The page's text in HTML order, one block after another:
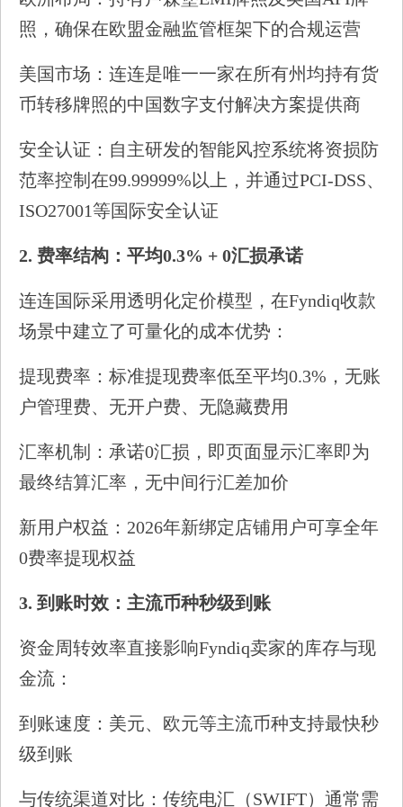
照，确保在欧盟金融监管框架下的合规运营
美国市场：连连是唯一一家在所有州均持有货
币转移牌照的中国数字支付解决方案提供商
安全认证：自主研发的智能风控系统将资损防
范率控制在99.99999%以上，并通过PCI-DSS、
ISO27001等国际安全认证
2. 费率结构：平均0.3% + 0汇损承诺
连连国际采用透明化定价模型，在Fyndiq收款
场景中建立了可量化的成本优势：
提现费率：标准提现费率低至平均0.3%，无账
户管理费、无开户费、无隐藏费用
汇率机制：承诺0汇损，即页面显示汇率即为
最终结算汇率，无中间行汇差加价
新用户权益：2026年新绑定店铺用户可享全年
0费率提现权益
3. 到账时效：主流币种秒级到账
资金周转效率直接影响Fyndiq卖家的库存与现
金流：
到账速度：美元、欧元等主流币种支持最快秒
级到账
与传统渠道对比：传统电汇（SWIFT）通常需